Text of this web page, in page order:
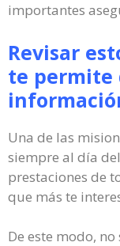
importantes
Revisar
te permite
Una de las
siempre al día
prestaciones de
que más te
De este modo,